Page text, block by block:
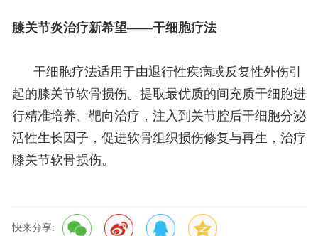
膝关节炎治疗新希望——干细胞疗法
干细胞疗法适用于由退行性疾病或反复性外伤引
起的膝关节软骨损伤。提取最优质的间充质干细胞进
行精准培养、靶向治疗，注入到关节腔后干细胞分泌
活性生长因子，促进软骨组织损伤修复与再生，治疗
膝关节软骨损伤。
快来分享: